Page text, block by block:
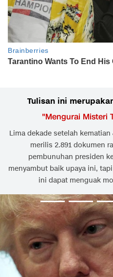
Tulisan ini
"Mengurai Misteri
Lima dekade setelah
merilis 2.891 dokumen
pembunuhan presiden
menyambut baik upaya ini,
ini dapat menguak